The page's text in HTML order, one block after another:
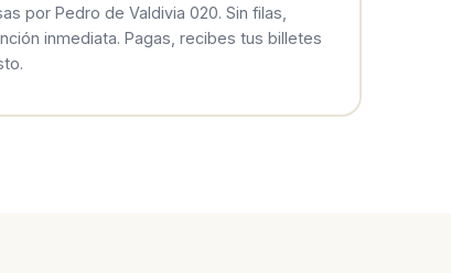
por Pedro de Valdivia 020. Sin filas,
inmediata. Pagas, recibes tus billetes